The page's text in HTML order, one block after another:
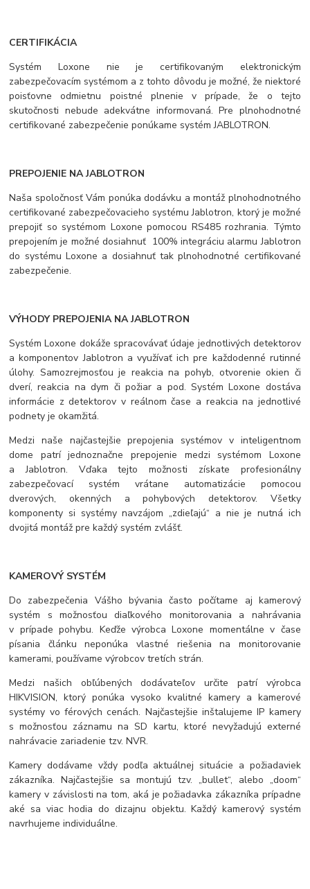
CERTIFIKÁCIA
Systém Loxone nie je certifikovaným elektronickým
zabezpečovacím systémom a z tohto dôvodu je možné, že niektoré
poisťovne odmietnu poistné plnenie v prípade, že o tejto
skutočnosti nebude adekvátne informovaná. Pre plnohodnotné
certifikované zabezpečenie ponúkame systém JABLOTRON.
PREPOJENIE NA JABLOTRON
Naša spoločnosť Vám ponúka dodávku a montáž plnohodnotného
certifikované zabezpečovacieho systému Jablotron, ktorý je možné
prepojiť so systémom Loxone pomocou RS485 rozhrania. Týmto
prepojením je možné dosiahnuť 100% integráciu alarmu Jablotron
do systému Loxone a dosiahnuť tak plnohodnotné certifikované
zabezpečenie.
VÝHODY PREPOJENIA NA JABLOTRON
Systém Loxone dokáže spracovávať údaje jednotlivých detektorov
a komponentov Jablotron a využívať ich pre každodenné rutinné
úlohy. Samozrejmosťou je reakcia na pohyb, otvorenie okien či
dverí, reakcia na dym či požiar a pod. Systém Loxone dostáva
informácie z detektorov v reálnom čase a reakcia na jednotlivé
podnety je okamžitá.
Medzi naše najčastejšie prepojenia systémov v inteligentnom
dome patrí jednoznačne prepojenie medzi systémom Loxone
a Jablotron. Vďaka tejto možnosti získate profesionálny
zabezpečovací systém vrátane automatizácie pomocou
dverových, okenných a pohybových detektorov. Všetky
komponenty si systémy navzájom „zdieľajú“ a nie je nutná ich
dvojitá montáž pre každý systém zvlášť.
KAMEROVÝ SYSTÉM
Do zabezpečenia Vášho bývania často počítame aj kamerový
systém s možnosťou diaľkového monitorovania a nahrávania
v prípade pohybu. Keďže výrobca Loxone momentálne v čase
písania článku neponúka vlastné riešenia na monitorovanie
kamerami, používame výrobcov tretích strán.
Medzi našich obľúbených dodávateľov určite patrí výrobca
HIKVISION, ktorý ponúka vysoko kvalitné kamery a kamerové
systémy vo férových cenách. Najčastejšie inštalujeme IP kamery
s možnosťou záznamu na SD kartu, ktoré nevyžadujú externé
nahrávacie zariadenie tzv. NVR.
Kamery dodávame vždy podľa aktuálnej situácie a požiadaviek
zákazníka. Najčastejšie sa montujú tzv. „bullet“, alebo „doom“
kamery v závislosti na tom, aká je požiadavka zákazníka prípadne
aké sa viac hodia do dizajnu objektu. Každý kamerový systém
navrhujeme individuálne.